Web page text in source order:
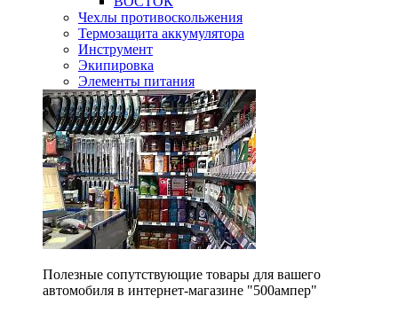
Чехлы противоскольжения
Термозащита аккумулятора
Инструмент
Экипировка
Элементы питания
Полезные сопутствующие товары для вашего
автомобиля в интернет-магазине "500ампер"